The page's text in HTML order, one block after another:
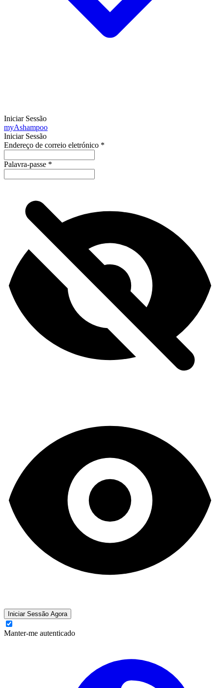
Iniciar Sessão
myAshampoo
Iniciar Sessão
Endereço de correio eletrónico *
Palavra-passe *
Iniciar Sessão Agora
Manter-me autenticado